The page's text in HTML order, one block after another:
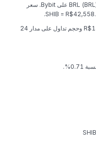
Shiba Inu هي عملة رقمية يمكن تحويلها إلى BRL (BRL) على Bybit. سعر
Shiba Inu لديها قيمة سوقية تبلغ R$13.85B BRL وحجم تداول على مدار 24